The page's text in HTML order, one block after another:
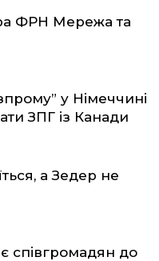
ФРН Мережа та
у Німеччині
ЗПГ із Канади
а Зедер не
співгромадян до